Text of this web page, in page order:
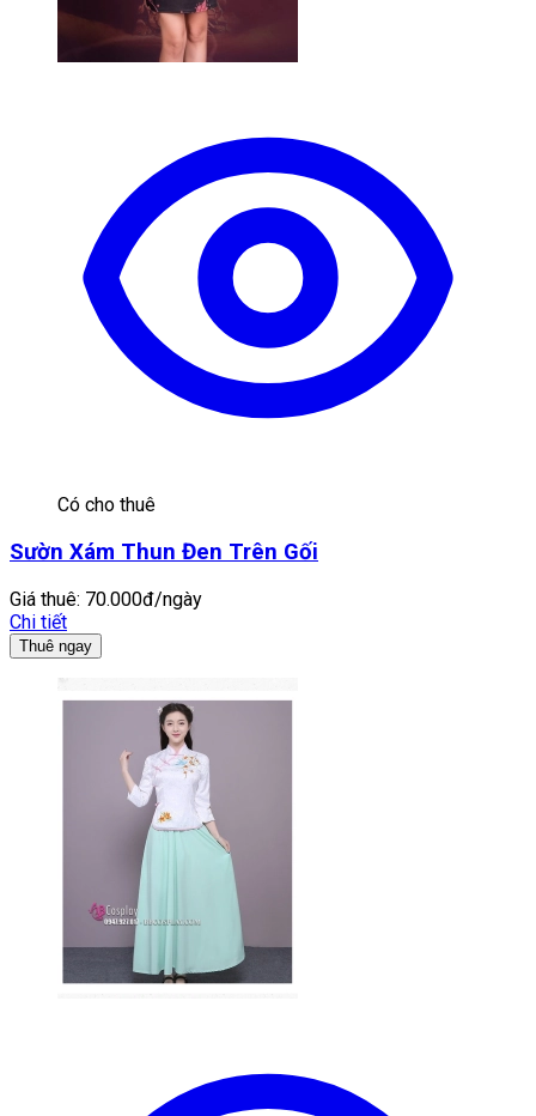
Có cho thuê
Sườn Xám Thun Đen Trên Gối
Giá thuê: 70.000đ/ngày
Chi tiết
Thuê ngay